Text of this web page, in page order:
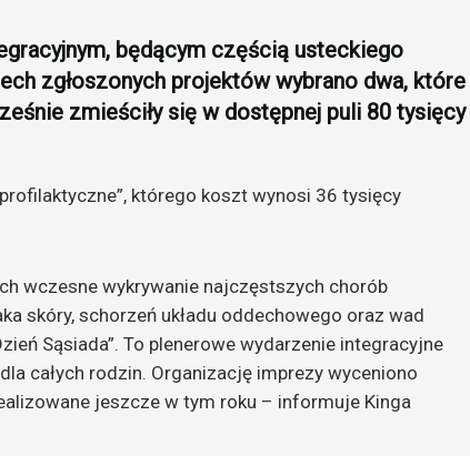
będącym częścią usteckiego
zgłoszonych projektów wybrano dwa, które
zmieściły się w dostępnej puli 80 tysięcy
którego koszt wynosi 36 tysięcy
wczesne wykrywanie najczęstszych chorób
skóry, schorzeń układu oddechowego oraz wad
Sąsiada”. To plenerowe wydarzenie integracyjne
całych rodzin. Organizację imprezy wyceniono
jeszcze w tym roku – informuje Kinga